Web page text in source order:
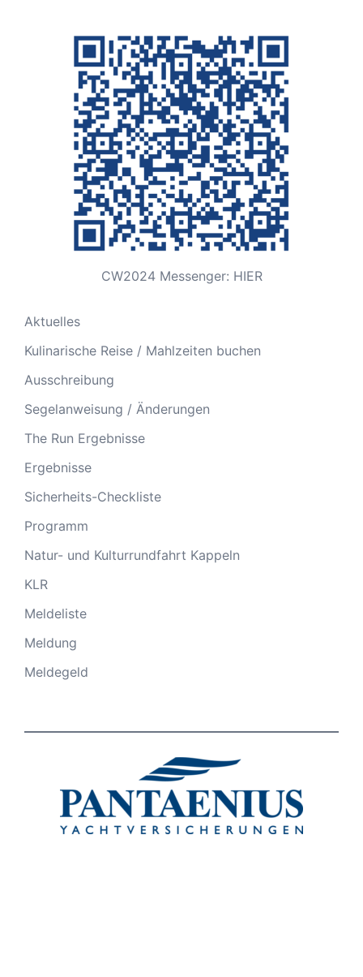
CW2024 Messenger: HIER
Aktuelles
Kulinarische Reise / Mahlzeiten buchen
Ausschreibung
Segelanweisung / Änderungen
The Run Ergebnisse
Ergebnisse
Sicherheits-Checkliste
Programm
Natur- und Kulturrundfahrt Kappeln
KLR
Meldeliste
Meldung
Meldegeld